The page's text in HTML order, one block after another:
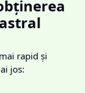
rapid și
jos: